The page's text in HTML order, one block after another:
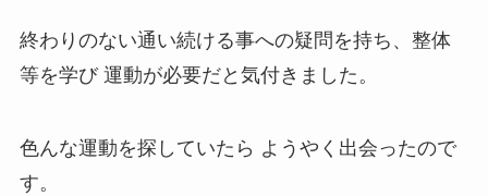
終わりのない通い続ける事への疑問を持ち、整体
等を学び 運動が必要だと気付きました。
色んな運動を探していたら ようやく出会ったので
す。